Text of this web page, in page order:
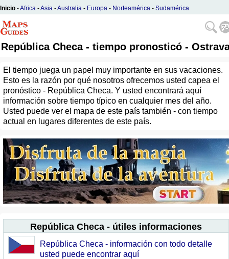
Inicio -Africa -Asia -Australia - Europa - Norteamérica - Sudamérica
República Checa - tiempo pronosticó -
El tiempo juega un papel muy importante en sus vacaciones.
Esto es la razón por qué nosotros ofrecemos usted capea el
pronóstico - República Checa. Y usted encontrará aquí
información sobre tiempo típico en cualquier mes del año.
Usted puede ver el mapa de este país también - con tiempo
actual en lugares diferentes de este país.
República Checa - útiles informaciones
República Checa - información con todo detalle
usted puede encontrar aquí